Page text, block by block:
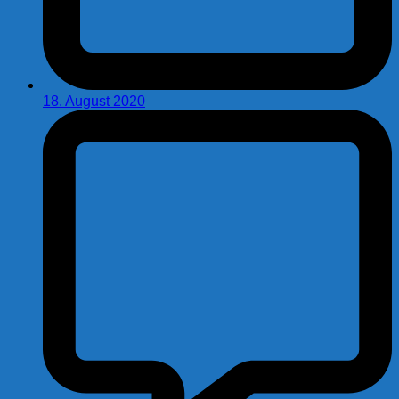
18. August 2020